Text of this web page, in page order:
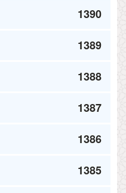
1390
1389
1388
1387
1386
1385